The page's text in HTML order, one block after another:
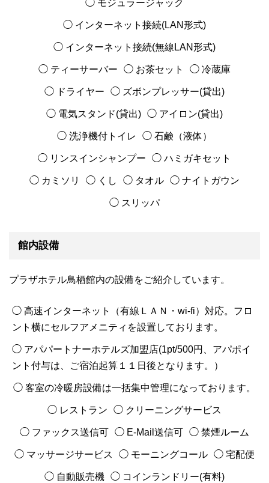
◯ モジュラージャック
◯ インターネット接続(LAN形式)
◯ インターネット接続(無線LAN形式)
◯ ティーサーバー ◯ お茶セット ◯ 冷蔵庫
◯ ドライヤー ◯ ズボンプレッサー(貸出)
◯ 電気スタンド(貸出) ◯ アイロン(貸出)
◯ 洗浄機付トイレ ◯ 石鹸（液体）
◯ リンスインシャンプー ◯ ハミガキセット
◯ カミソリ ◯ くし ◯ タオル ◯ ナイトガウン
◯ スリッパ
館内設備
プラザホテル鳥栖館内の設備をご紹介しています。
◯ 高速インターネット（有線ＬＡＮ・wi-fi）対応。フロ
ント横にセルフアメニティを設置しております。
◯ アパパートナーホテルズ加盟店(1pt/500円、アパポイ
ント付与は、ご宿泊起算１１日後となります。）
◯ 客室の冷暖房設備は一括集中管理になっております。
◯ レストラン ◯ クリーニングサービス
◯ ファックス送信可 ◯ E-Mail送信可 ◯ 禁煙ルーム
◯ マッサージサービス ◯ モーニングコール ◯ 宅配便
◯ 自動販売機 ◯ コインランドリー(有料)